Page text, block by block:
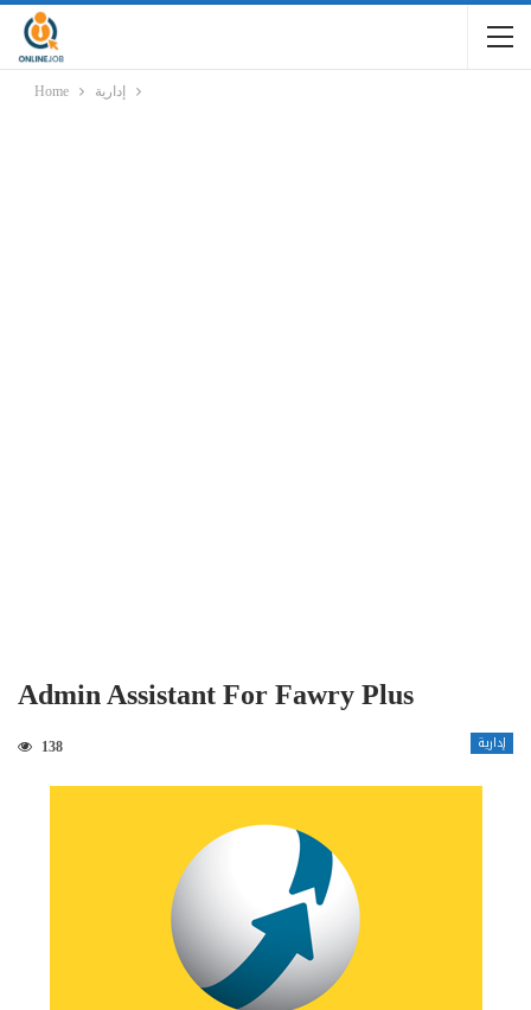
Home إدارية
Admin Assistant For Fawry Plus
إدارية 138